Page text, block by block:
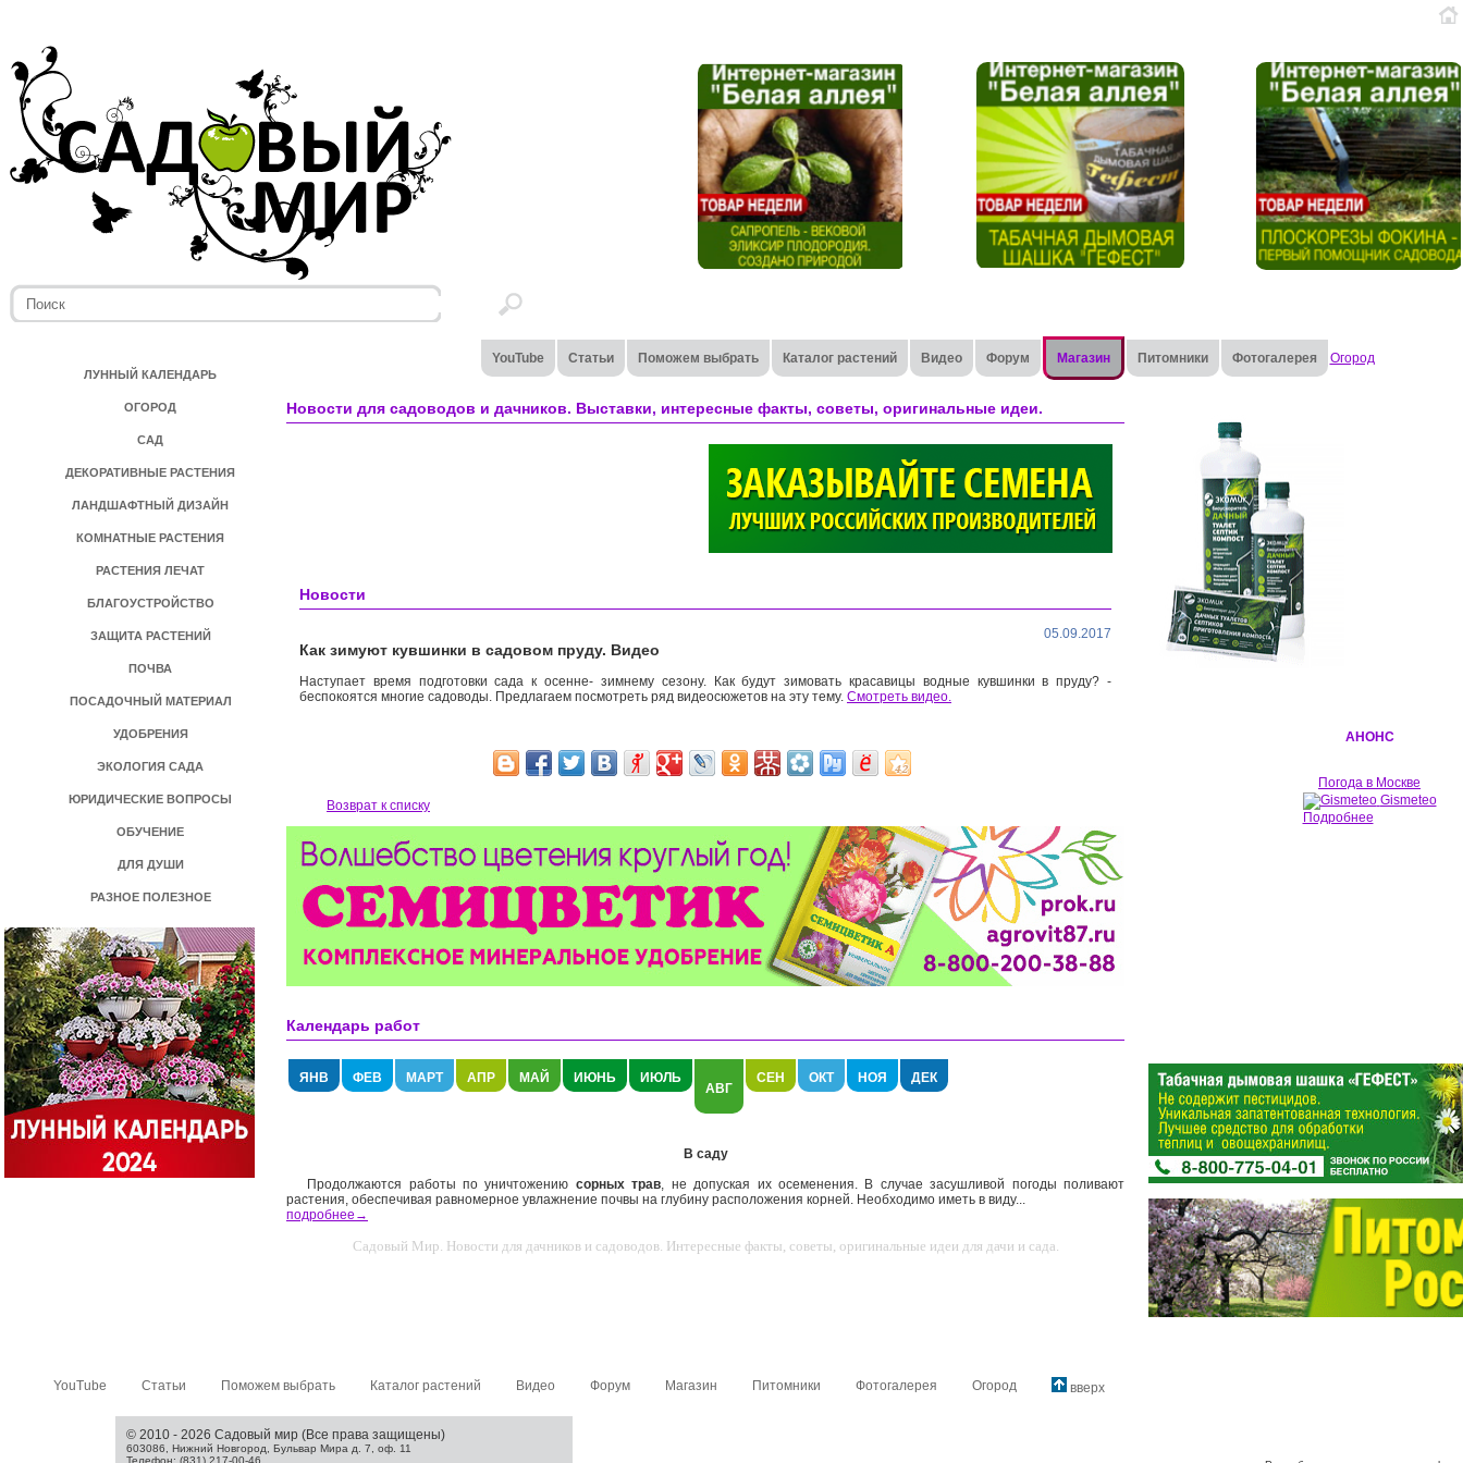
ЛУННЫЙ КАЛЕНДАРЬ
ОГОРОД
САД
ДЕКОРАТИВНЫЕ РАСТЕНИЯ
ЛАНДШАФТНЫЙ ДИЗАЙН
КОМНАТНЫЕ РАСТЕНИЯ
РАСТЕНИЯ ЛЕЧАТ
БЛАГОУСТРОЙСТВО
ЗАЩИТА РАСТЕНИЙ
ПОЧВА
ПОСАДОЧНЫЙ МАТЕРИАЛ
УДОБРЕНИЯ
ЭКОЛОГИЯ САДА
ЮРИДИЧЕСКИЕ ВОПРОСЫ
ОБУЧЕНИЕ
ДЛЯ ДУШИ
РАЗНОЕ ПОЛЕЗНОЕ
YouTube Статьи Поможем выбрать Каталог растений Видео Форум Магазин Питомники Фотогалерея Огород
Новости для садоводов и дачников. Выставки, интересные факты, советы, оригинальные идеи.
Новости
05.09.2017
Как зимуют кувшинки в садовом пруду. Видео
Наступает время подготовки сада к осенне- зимнему сезону. Как будут зимовать красавицы водные кувшинки в пруду? -
беспокоятся многие садоводы. Предлагаем посмотреть ряд видеосюжетов на эту тему. Смотреть видео.
Возврат к списку
Календарь работ
ЯНВ ФЕВ МАРТ АПР МАЙ ИЮНЬ ИЮЛЬ
АВГ
СЕН ОКТ НОЯ ДЕК
В саду
Продолжаются работы по уничтожению сорных трав, не допуская их осеменения. В случае засушливой погоды поливают
растения, обеспечивая равномерное увлажнение почвы на глубину расположения корней. Необходимо иметь в виду...
подробнее→
Садовый Мир. Новости для дачников и садоводов. Интересные факты, советы, оригинальные идеи для дачи и сада.
АНОНС
Погода в Москве
Gismeteo
Подробнее
YouTube Статьи Поможем выбрать Каталог растений Видео Форум Магазин Питомники Фотогалерея Огород вверх
© 2010 - 2026 Садовый мир (Все права защищены)
603086, Нижний Новгород, Бульвар Мира д. 7, оф. 11
Телефон: (831) 217-00-46